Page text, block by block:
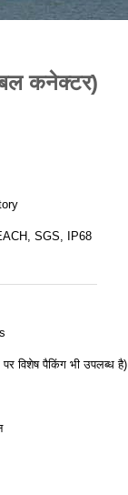
कनेक्टर)
SGS, IP68
पर विशेष पैकिंग भी उपलब्ध है)